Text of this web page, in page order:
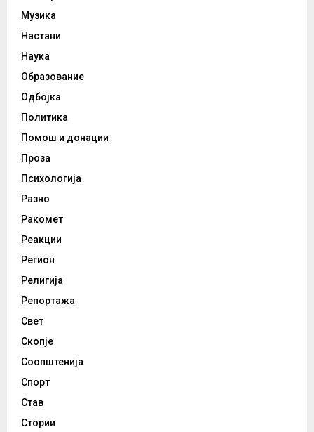
Музика
Настани
Наука
Образование
Одбојка
Политика
Помош и донации
Проза
Психологија
Разно
Ракомет
Реакции
Регион
Религија
Репортажа
Свет
Скопје
Соопштенија
Спорт
Став
Стории